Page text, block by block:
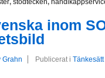
inom
Grahn Publicerat i